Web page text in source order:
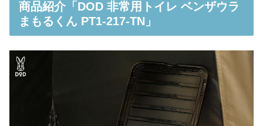
商品紹介「DOD 非常用トイレ ベンザウラ
まもるくん PT1-217-TN」